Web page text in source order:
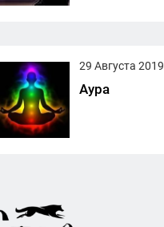
29 Августа 2019
Аура